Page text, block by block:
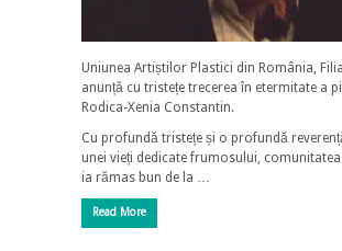
Uniunea Artiștilor Plastici din România,
anunță cu tristețe trecerea în etermitate a
Rodica-Xenia Constantin.
Cu profundă tristețe și o profundă
unei vieți dedicate frumosului,
ia rămas bun de la …
Read More